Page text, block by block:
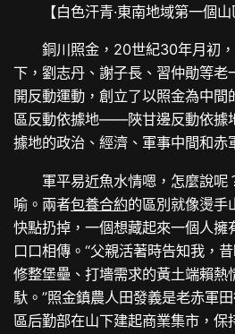
【白色汗青·東南地域第一個山
銅川照金，20世紀30年月初，
下，劉志丹、謝子長、習仲勛等老
開反動運動，創立了以照金為中間
區反動依據地——陜甘邊反動依據
據地的政治、經濟、軍事中間和赤
軍平易近魚水情嗯，怎麼說呢
喻。兩者包養合約的區別就像燙手
快點扔掉，一個想藏起來一個人擁
口口相傳。“父親活著時告知我，
修整堡壘、打墻需求的黃土端賴熱
馱。”照金鎮農人田發義是老赤軍
區后勤部在山下建起商業集市，保